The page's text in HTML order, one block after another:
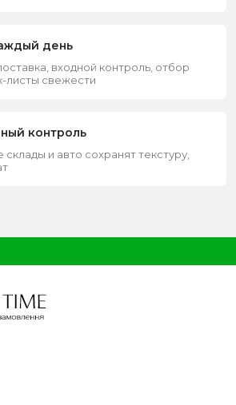
день
входной контроль, отбор
листы свежести
контроль
и авто сохранят текстуру,